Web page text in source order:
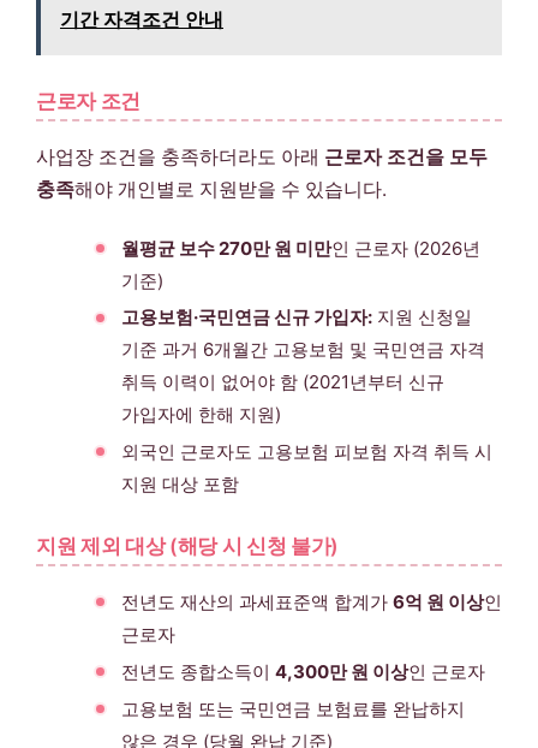
기간 자격조건 안내
근로자 조건
사업장 조건을 충족하더라도 아래 근로자 조건을 모두
충족해야 개인별로 지원받을 수 있습니다.
월평균 보수 270만 원 미만인 근로자 (2026년
기준)
고용보험·국민연금 신규 가입자:지원 신청일
기준 과거 6개월간 고용보험 및 국민연금 자격
취득 이력이 없어야 함 (2021년부터 신규
가입자에 한해 지원)
외국인 근로자도 고용보험 피보험 자격 취득 시
지원 대상 포함
지원 제외 대상 (해당 시 신청 불가)
전년도 재산의 과세표준액 합계가 6억 원 이상인
근로자
전년도 종합소득이 4,300만 원 이상인 근로자
고용보험 또는 국민연금 보험료를 완납하지
않은 경우 (당월 완납 기준)